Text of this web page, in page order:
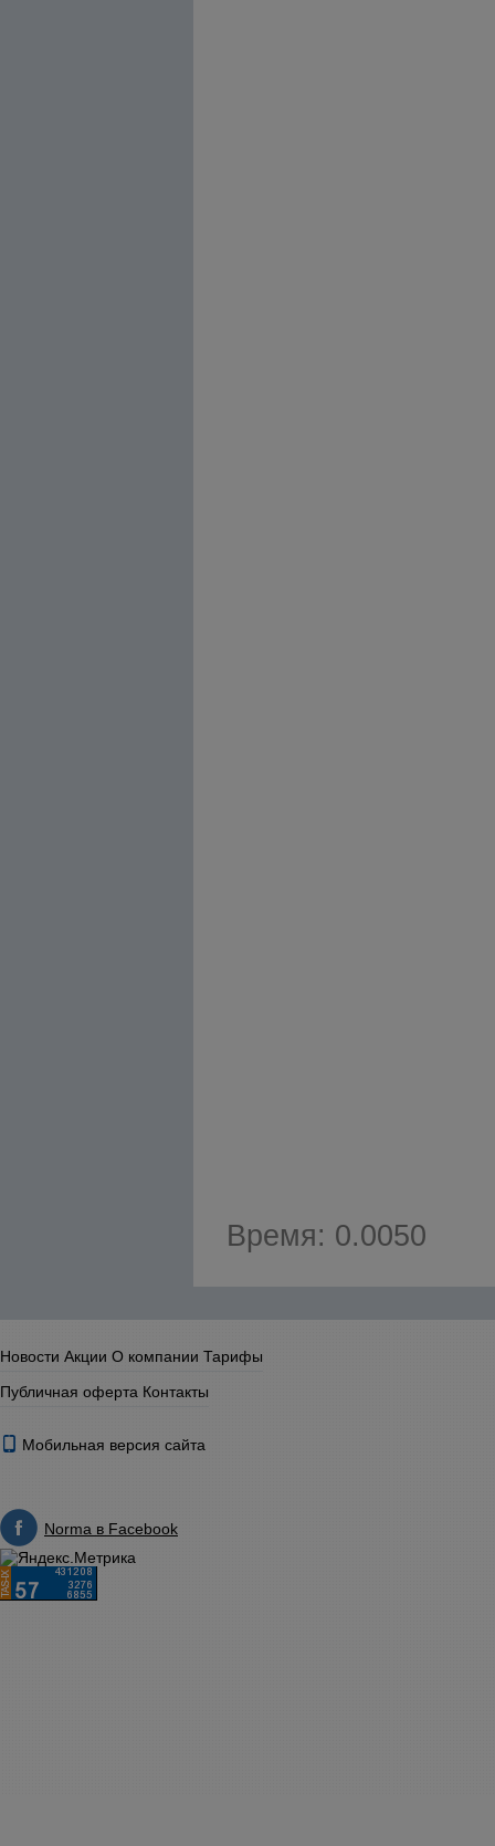
Время: 0.0050
Новости Акции О компании Тарифы
Публичная оферта Контакты
Мобильная версия сайта
Norma в Facebook